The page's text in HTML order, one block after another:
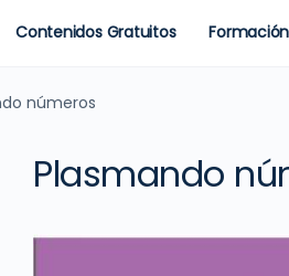
Contenidos Gratuitos Formación
números
Plasmando